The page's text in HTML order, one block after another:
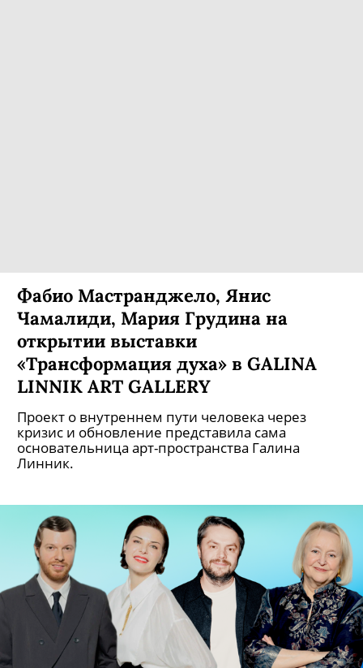
Фабио Мастранджело, Янис
Чамалиди, Мария Грудина на
открытии выставки
«Трансформация духа» в GALINA
LINNIK ART GALLERY
Проект о внутреннем пути человека через
кризис и обновление представила сама
основательница арт-пространства Галина
Линник.